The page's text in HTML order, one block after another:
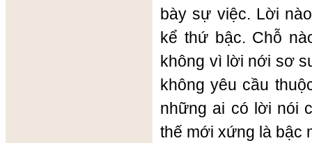
bày sự việc. Lời
kể thứ bậc. Chỗ
không vì lời nới sơ
không yêu cầu
những ai có lời nói
thế mới xứng là bậc